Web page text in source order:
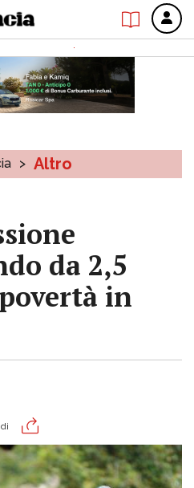
> Altro
da 2,5
in